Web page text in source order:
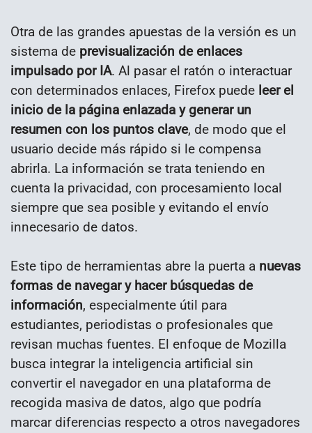
Otra de las grandes apuestas de la versión es un
sistema de previsualización de enlaces
impulsado por IA. Al pasar el ratón o interactuar
con determinados enlaces, Firefox puede leer el
inicio de la página enlazada y generar un
resumen con los puntos clave, de modo que el
usuario decide más rápido si le compensa
abrirla. La información se trata teniendo en
cuenta la privacidad, con procesamiento local
siempre que sea posible y evitando el envío
innecesario de datos.
Este tipo de herramientas abre la puerta a nuevas
formas de navegar y hacer búsquedas de
información, especialmente útil para
estudiantes, periodistas o profesionales que
revisan muchas fuentes. El enfoque de Mozilla
busca integrar la inteligencia artificial sin
convertir el navegador en una plataforma de
recogida masiva de datos, algo que podría
marcar diferencias respecto a otros navegadores